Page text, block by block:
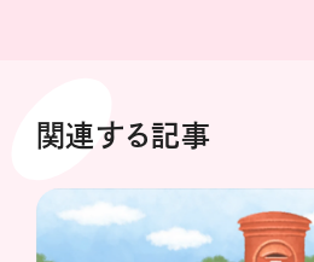
関連する記事